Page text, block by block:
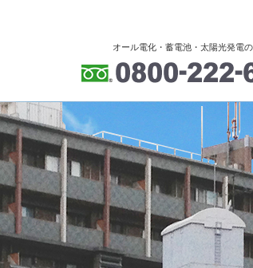
オール電化・蓄電池・太陽光発電